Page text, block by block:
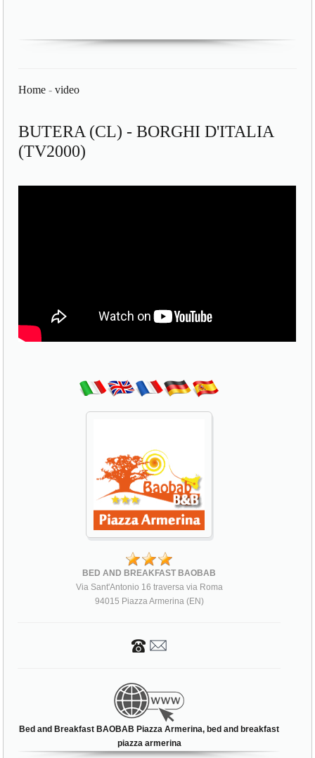
Home -video
BUTERA (CL) - BORGHI D'ITALIA
(TV2000)
BED AND BREAKFAST BAOBAB
Via Sant'Antonio 16 traversa via Roma
94015 Piazza Armerina (EN)
Bed and Breakfast BAOBAB Piazza Armerina, bed and breakfast
piazza armerina